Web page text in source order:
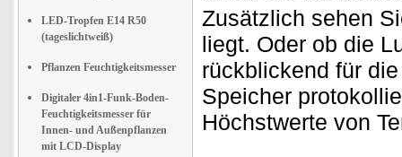
LED-Tropfen E14 R50
(tageslichtweiß)
Pflanzen Feuchtigkeitsmesser
Digitaler 4in1-Funk-Boden-
Feuchtigkeitsmesser für
Innen- und Außenpflanzen
mit LCD-Display
Zusätzlich sehen
liegt. Oder ob die
rückblickend für
Speicher
Höchstwerte von